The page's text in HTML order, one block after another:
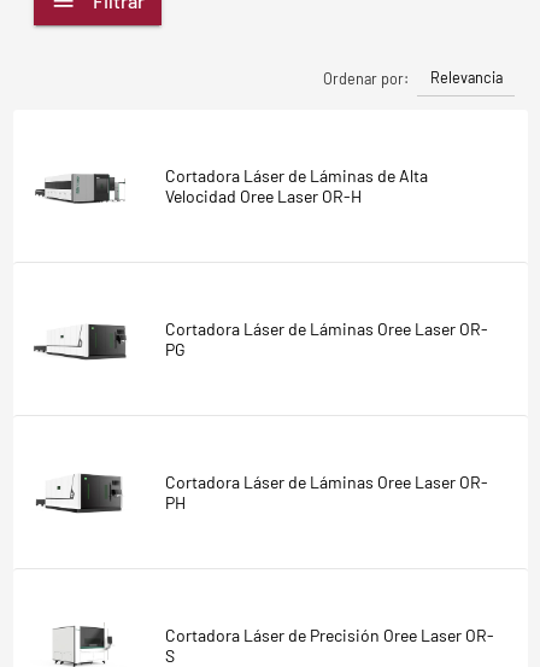
Ordenar por: Relevancia
Cortadora Láser de Láminas de Alta
Velocidad Oree Laser OR-H
Cortadora Láser de Láminas Oree Laser OR-
PG
Cortadora Láser de Láminas Oree Laser OR-
PH
Cortadora Láser de Precisión Oree Laser OR-
S